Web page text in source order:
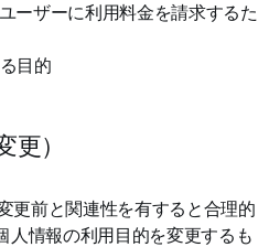
ーザーに利用料金を請求するた
目的
）
更前と関連性を有すると合理的
人情報の利用目的を変更するも